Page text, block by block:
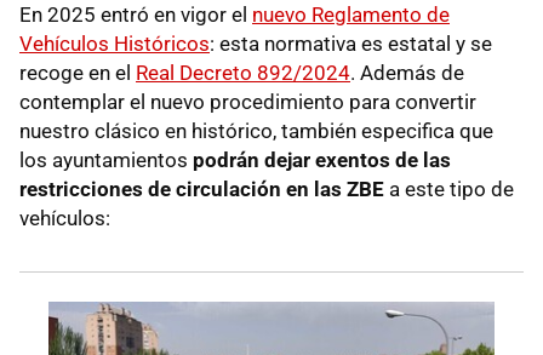
En 2025 entró en vigor el nuevo Reglamento de
Vehículos Históricos: esta normativa es estatal y se
recoge en el Real Decreto 892/2024. Además de
contemplar el nuevo procedimiento para convertir
nuestro clásico en histórico, también especifica que
los ayuntamientos podrán dejar exentos de las
restricciones de circulación en las ZBE a este tipo de
vehículos: